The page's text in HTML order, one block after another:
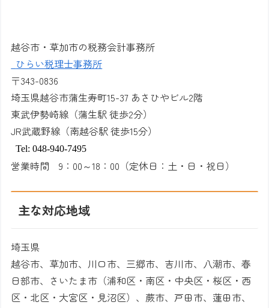
越谷市・草加市の税務会計事務所
ひらい税理士事務所
〒343-0836
埼玉県越谷市蒲生寿町15-37 あさひやビル2階
東武伊勢崎線（蒲生駅 徒歩2分）
JR武蔵野線（南越谷駅 徒歩15分）
Tel: 048-940-7495
営業時間9 ： 00～18 ： 00 （定休日：土・日・祝日）
主な対応地域
埼玉県
越谷市、草加市、川口市、三郷市、吉川市、八潮市、春
日部市、さいたま市（浦和区・南区・中央区・桜区・西
区・北区・大宮区・見沼区）、蕨市、戸田市、蓮田市、